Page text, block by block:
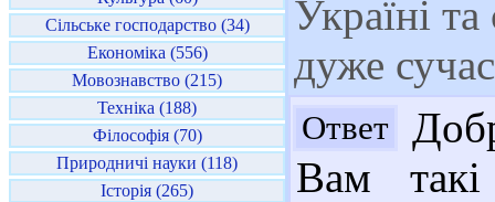
Сільське господарство (34)
Економіка (556)
Мовознавство (215)
Техніка (188)
Філософія (70)
Природничі науки (118)
Історія (265)
Україні
дуже
Ответ
Вам